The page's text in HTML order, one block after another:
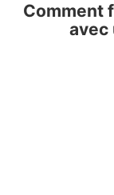
Comment
avec